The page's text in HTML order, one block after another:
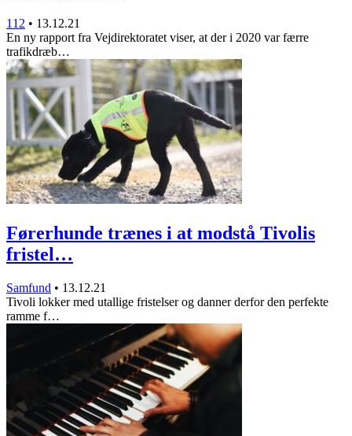
112 • 13.12.21
En ny rapport fra Vejdirektoratet viser, at der i 2020 var færre
trafikdræb…
Førerhunde trænes i at modstå Tivolis
fristel…
Samfund • 13.12.21
Tivoli lokker med utallige fristelser og danner derfor den perfekte
ramme f…